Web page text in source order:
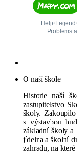
O naší škole
Historie naší
zastupitelstvo
školy.
s výstavbou
základní školy a
jídelna a školní
zahradu, na